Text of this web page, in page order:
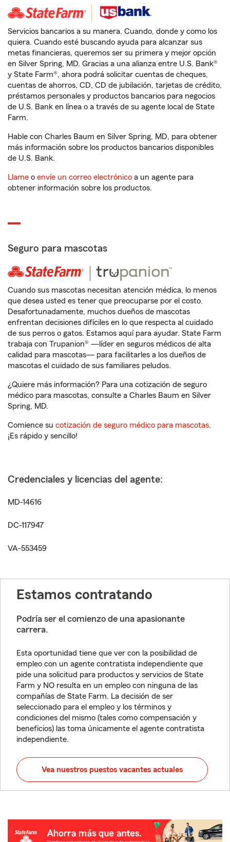
Servicios bancarios a su manera. Cuando, donde y como los
quiera. Cuando esté buscando ayuda para alcanzar sus
metas financieras, queremos ser su primera y mejor opción
en Silver Spring, MD. Gracias a una alianza entre U.S. Bank®
y State Farm®, ahora podrá solicitar cuentas de cheques,
cuentas de ahorros, CD, CD de jubilación, tarjetas de crédito,
préstamos personales y productos bancarios para negocios
de U.S. Bank en línea o a través de su agente local de State
Farm.
Hable con Charles Baum en Silver Spring, MD, para obtener
más información sobre los productos bancarios disponibles
de U.S. Bank.
Llame o envíe un correo electrónico a un agente para
obtener información sobre los productos.
Seguro para mascotas
Cuando sus mascotas necesitan atención médica, lo menos
que desea usted es tener que preocuparse por el costo.
Desafortunadamente, muchos dueños de mascotas
enfrentan decisiones difíciles en lo que respecta al cuidado
de sus perros o gatos. Estamos aquí para ayudar. State Farm
trabaja con Trupanion® —líder en seguros médicos de alta
calidad para mascotas— para facilitarles a los dueños de
mascotas el cuidado de sus familiares peludos.
¿Quiere más información? Para una cotización de seguro
médico para mascotas, consulte a Charles Baum en Silver
Spring, MD.
Comience su cotización de seguro médico para mascotas.
¡Es rápido y sencillo!
Credenciales y licencias del agente:
MD-14616
DC-117947
VA-553459
Estamos contratando
Podría ser el comienzo de una apasionante
carrera.
Esta oportunidad tiene que ver con la posibilidad de
empleo con un agente contratista independiente que
pide una solicitud para productos y servicios de State
Farm y NO resulta en un empleo con ninguna de las
compañías de State Farm. La decisión de ser
seleccionado para el empleo y los términos y
condiciones del mismo (tales como compensación y
beneficios) las toma únicamente el agente contratista
independiente.
Vea nuestros puestos vacantes actuales